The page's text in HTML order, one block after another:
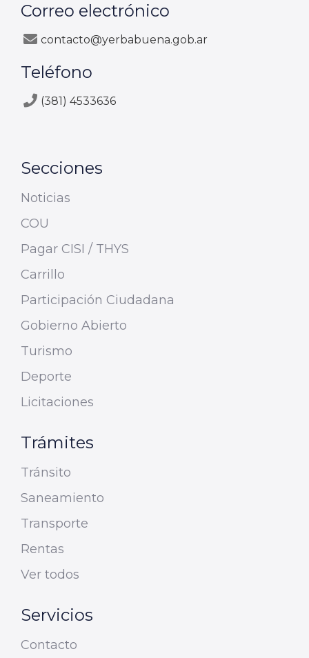
Correo electrónico
contacto@yerbabuena.gob.ar
Teléfono
(381) 4533636
Secciones
Noticias
COU
Pagar CISI / THYS
Carrillo
Participación Ciudadana
Gobierno Abierto
Turismo
Deporte
Licitaciones
Trámites
Tránsito
Saneamiento
Transporte
Rentas
Ver todos
Servicios
Contacto